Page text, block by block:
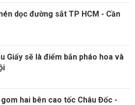
dọc đường sắt TP HCM - Cần
Giấy sẽ là điểm bắn pháo hoa và
hai bên cao tốc Châu Đốc -